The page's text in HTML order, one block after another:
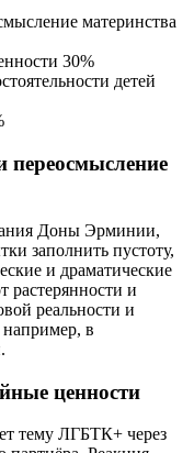
материнства
30%
детей
переосмысление
Доны Эрминии,
заполнить пустоту,
и драматические
растерянности и
реальности и
в
ценности
тему ЛГБТК+ через